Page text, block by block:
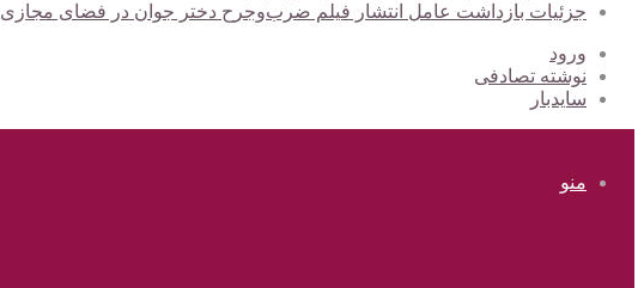
جزئیات بازداشت عامل انتشار فیلم ضرب‌وجرح دختر جوان در فضای مجازی
ورود
نوشته تصادفی
سایدبار
منو